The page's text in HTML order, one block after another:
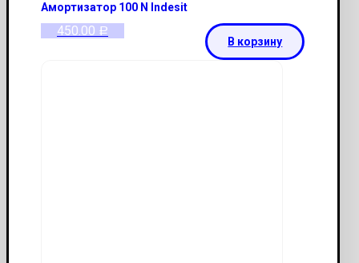
Амортизатор 100 N Indesit
450.00 Р
В корзину